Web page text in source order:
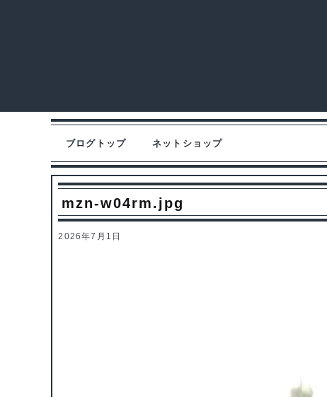
ブログトップ ネットショップ
mzn-w04rm.jpg
2026年7月1日